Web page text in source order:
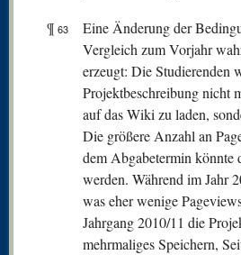
¶ 63
Eine Änderung der
Vergleich zum Vorjahr
erzeugt: Die Studierenden
Projektbeschreibung nicht
auf das Wiki zu laden,
Die größere Anzahl an
dem Abgabetermin könnte
werden. Während im Jahr
was eher wenige
Jahrgang 2010/11 die
mehrmaliges Speichern,